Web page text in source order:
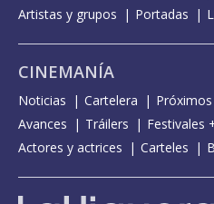
Artistas y grupos
Portadas
CINEMANÍA
Noticias Cartelera
Avances
Tráilers
Festivales
Actores y actrices
Carteles